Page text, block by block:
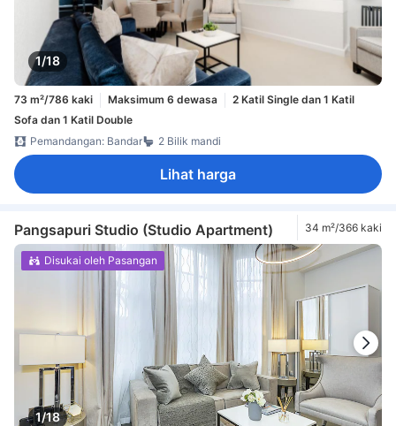
1/18
73 m²/786 kaki Maksimum 6 dewasa
2 Katil Single dan 1 Katil
Sofa dan 1 Katil Double
Pemandangan: Bandar
2 Bilik mandi
Lihat harga
Pangsapuri Studio (Studio Apartment) 34 m²/366 kaki
1/18
Disukai oleh Pasangan